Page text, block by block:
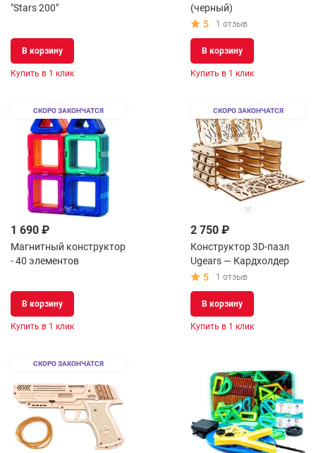
"Stars 200"
В корзину
Купить в 1 клик
(черный)
5
1 отзыв
В корзину
Купить в 1 клик
СКОРО ЗАКОНЧАТСЯ
1 690 ₽
Магнитный конструктор
- 40 элементов
В корзину
Купить в 1 клик
СКОРО ЗАКОНЧАТСЯ
2 750 ₽
Конструктор 3D-пазл
Ugears — Кардхолдер
5
1 отзыв
В корзину
Купить в 1 клик
СКОРО ЗАКОНЧАТСЯ